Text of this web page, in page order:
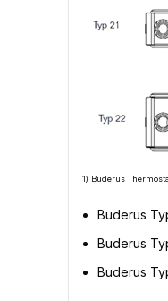
1) Buderus
Buderus
Buderus
Buderus